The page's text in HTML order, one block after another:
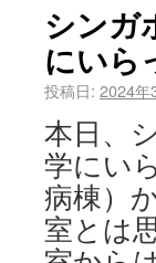
シンガ
にいら
投稿日: 2024年
本日、
学にい
病棟）
室とは